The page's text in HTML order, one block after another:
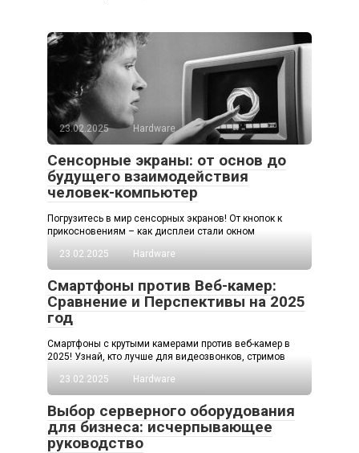
23.02.2025 Hardware
Сенсорные экраны: от основ до
будущего взаимодействия
человек-компьютер
Погрузитесь в мир сенсорных экранов! От кнопок к
прикосновениям – как дисплеи стали окном
23.02.2025
Hardware
Смартфоны против Веб-камер:
Сравнение и Перспективы на 2025
год
Смартфоны с крутыми камерами против веб-камер в
2025! Узнай, кто лучше для видеозвонков, стримов
23.02.2025
Hardware
Выбор серверного оборудования
для бизнеса: исчерпывающее
руководство